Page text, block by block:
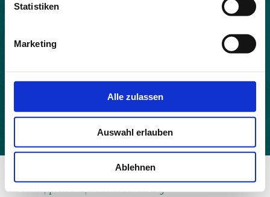
Statistiken
Marketing
Alle zulassen
Auswahl erlauben
Ablehnen
Einwohner:
Fläche:
KontaktImpressumDatenschutzerklärung